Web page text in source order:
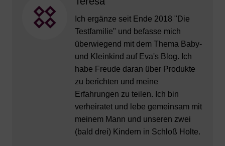
Ich ergänze seit Ende 2018 "Die
Testfamilie" und befasse mich
überwiegend mit dem Thema Baby-
und Kleinkind auf Eva's Blog. Ich
habe Freude daran über Produkte
zu berichten und meine
Erfahrungen zu teilen. Ich bin
verheiratet und lebe gemeinsam mit
meinem Mann und unseren zwei
(bald drei) Kindern in Schloß Holte.